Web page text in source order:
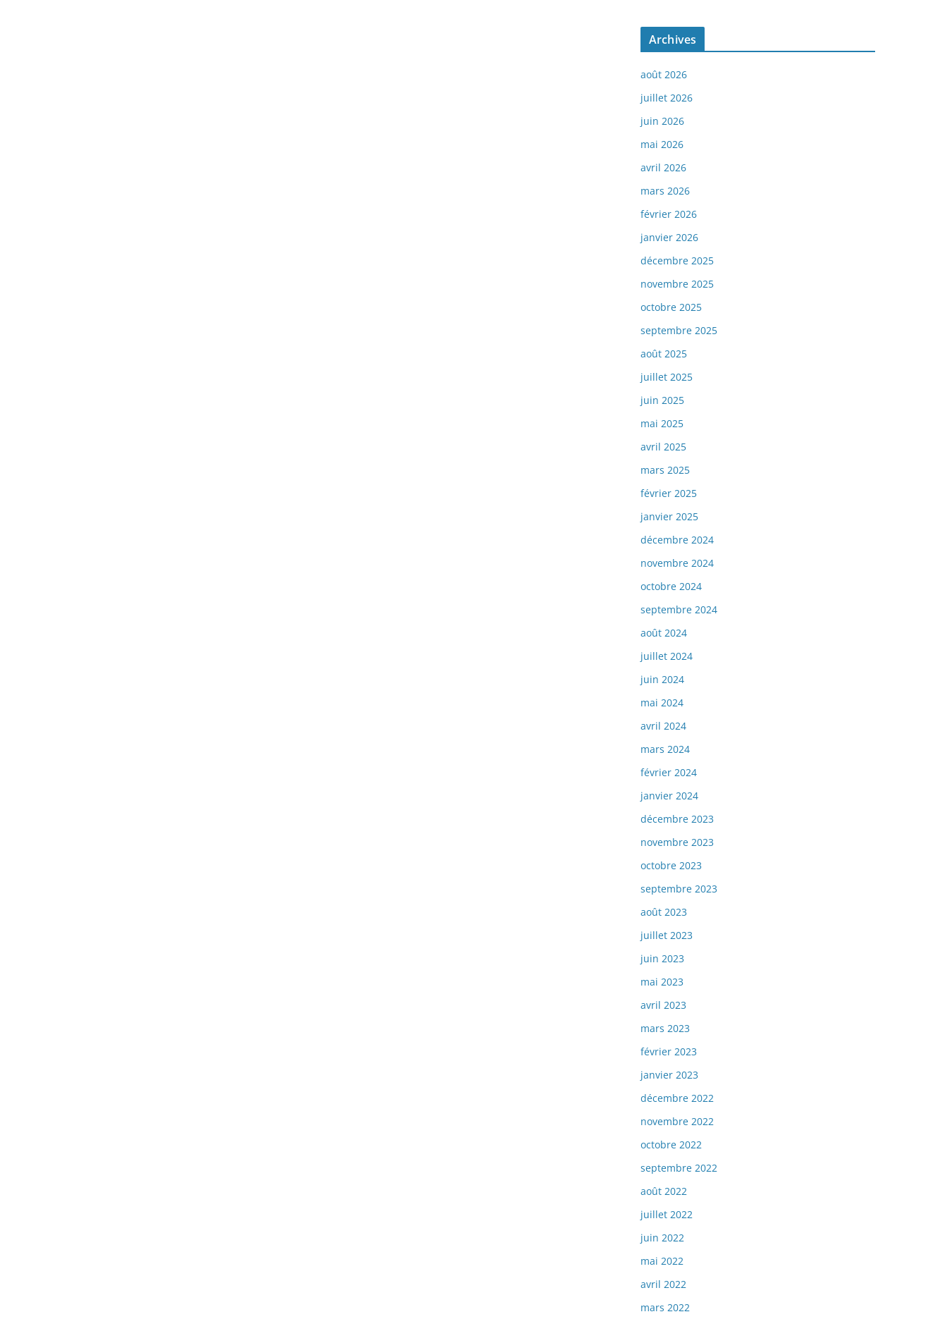
Archives
août 2026
juillet 2026
juin 2026
mai 2026
avril 2026
mars 2026
février 2026
janvier 2026
décembre 2025
novembre 2025
octobre 2025
septembre 2025
août 2025
juillet 2025
juin 2025
mai 2025
avril 2025
mars 2025
février 2025
janvier 2025
décembre 2024
novembre 2024
octobre 2024
septembre 2024
août 2024
juillet 2024
juin 2024
mai 2024
avril 2024
mars 2024
février 2024
janvier 2024
décembre 2023
novembre 2023
octobre 2023
septembre 2023
août 2023
juillet 2023
juin 2023
mai 2023
avril 2023
mars 2023
février 2023
janvier 2023
décembre 2022
novembre 2022
octobre 2022
septembre 2022
août 2022
juillet 2022
juin 2022
mai 2022
avril 2022
mars 2022